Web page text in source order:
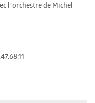
l’orchestre de Michel